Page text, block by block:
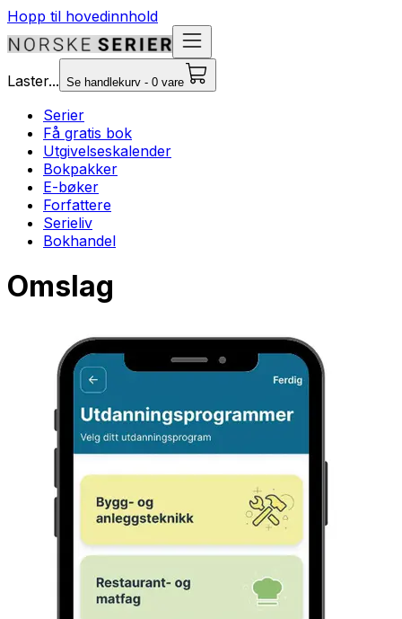
Hopp til hovedinnhold
Laster... Se handlekurv - 0 vare
Serier
Få gratis bok
Utgivelseskalender
Bokpakker
E-bøker
Forfattere
Serieliv
Bokhandel
Omslag